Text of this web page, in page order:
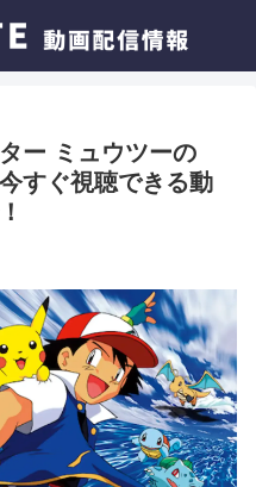
ー ミュウツーの
すぐ視聴できる動